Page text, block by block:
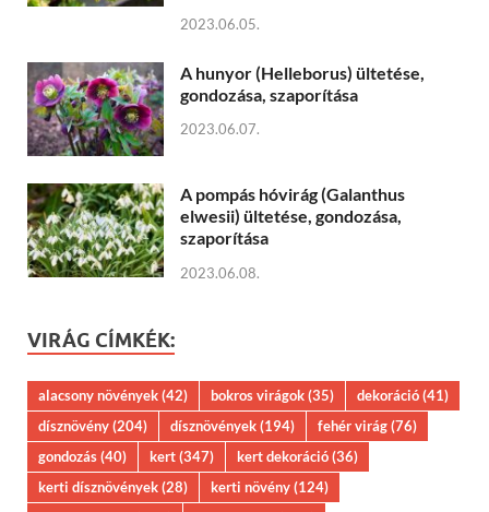
2023.06.05.
A hunyor (Helleborus) ültetése,
gondozása, szaporítása
2023.06.07.
A pompás hóvirág (Galanthus
elwesii) ültetése, gondozása,
szaporítása
2023.06.08.
VIRÁG CÍMKÉK:
alacsony növények(42) bokros virágok(35) dekoráció(41)
dísznövény(204) dísznövények(194) fehér virág(76)
gondozás(40) kert(347) kert dekoráció(36)
kerti dísznövények(28) kerti növény(124)